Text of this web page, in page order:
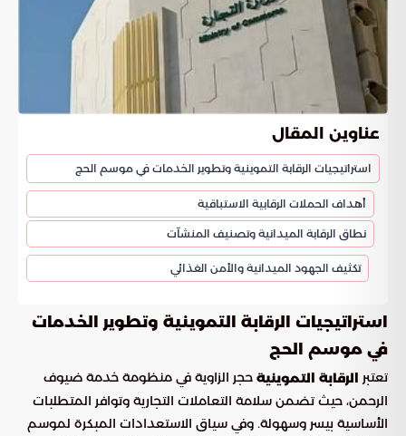
عناوين المقال
استراتيجيات الرقابة التموينية وتطوير الخدمات في موسم الحج
أهداف الحملات الرقابية الاستباقية
نطاق الرقابة الميدانية وتصنيف المنشآت
تكثيف الجهود الميدانية والأمن الغذائي
استراتيجيات الرقابة التموينية وتطوير الخدمات
في موسم الحج
تعتبر الرقابة التموينية حجر الزاوية في منظومة خدمة ضيوف
الرحمن، حيث تضمن سلامة التعاملات التجارية وتوافر المتطلبات
الأساسية بيسر وسهولة. وفي سياق الاستعدادات المبكرة لموسم